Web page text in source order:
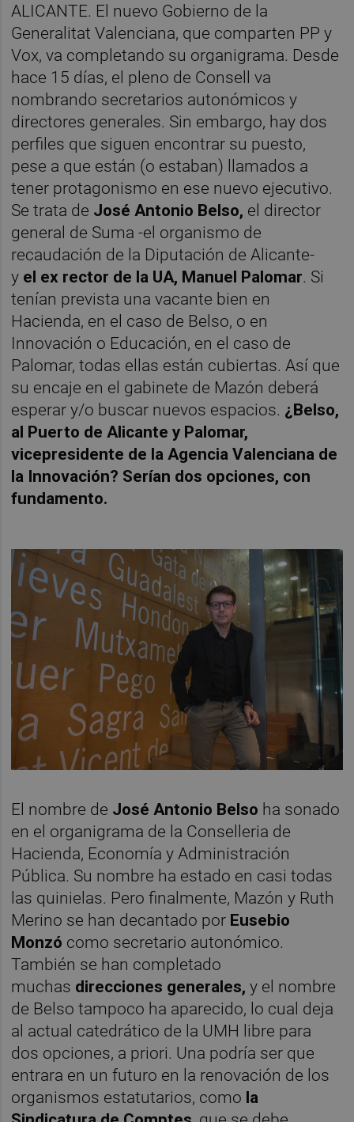
ALICANTE. El nuevo Gobierno de la
Generalitat Valenciana, que comparten PP y
Vox, va completando su organigrama. Desde
hace 15 días, el pleno de Consell va
nombrando secretarios autonómicos y
directores generales. Sin embargo, hay dos
perfiles que siguen encontrar su puesto,
pese a que están (o estaban) llamados a
tener protagonismo en ese nuevo ejecutivo.
Se trata de José Antonio Belso, el director
general de Suma -el organismo de
recaudación de la Diputación de Alicante-
y el ex rector de la UA, Manuel Palomar. Si
tenían prevista una vacante bien en
Hacienda, en el caso de Belso, o en
Innovación o Educación, en el caso de
Palomar, todas ellas están cubiertas. Así que
su encaje en el gabinete de Mazón deberá
esperar y/o buscar nuevos espacios. ¿Belso,
al Puerto de Alicante y Palomar,
vicepresidente de la Agencia Valenciana de
la Innovación? Serían dos opciones, con
fundamento.
El nombre de José Antonio Belso ha sonado
en el organigrama de la Conselleria de
Hacienda, Economía y Administración
Pública. Su nombre ha estado en casi todas
las quinielas. Pero finalmente, Mazón y Ruth
Merino se han decantado por Eusebio
Monzó como secretario autonómico.
También se han completado
muchas direcciones generales, y el nombre
de Belso tampoco ha aparecido, lo cual deja
al actual catedrático de la UMH libre para
dos opciones, a priori. Una podría ser que
entrara en un futuro en la renovación de los
organismos estatutarios, como la